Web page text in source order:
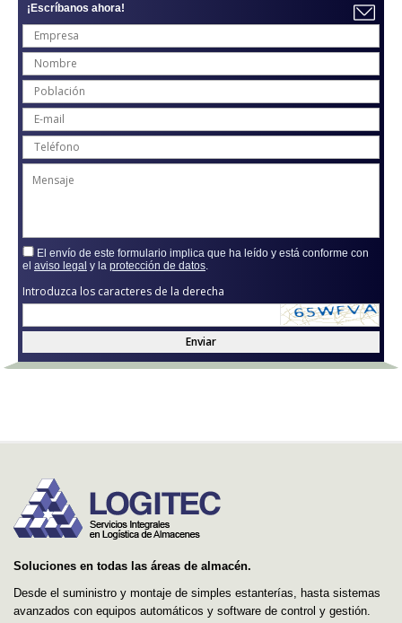
¡Escríbanos ahora!
El envío de este formulario implica que ha leído y está conforme con
el aviso legal y la protección de datos
Introduzca los caracteres de la derecha
Enviar
Soluciones en todas las áreas de almacén.
Desde el suministro y montaje de simples estanterías, hasta sistemas
avanzados con equipos automáticos y software de control y gestión.